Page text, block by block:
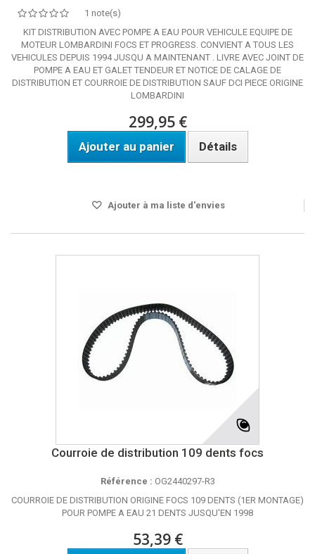
1 note(s)
KIT DISTRIBUTION AVEC POMPE A EAU POUR VEHICULE EQUIPE DE
MOTEUR LOMBARDINI FOCS ET PROGRESS. CONVIENT A TOUS LES
VEHICULES DEPUIS 1994 JUSQU A MAINTENANT . LIVRE AVEC JOINT DE
POMPE A EAU ET GALET TENDEUR ET NOTICE DE CALAGE DE
DISTRIBUTION ET COURROIE DE DISTRIBUTION SAUF DCI PIECE ORIGINE
LOMBARDINI
299,95 €
Ajouter au panier Détails
Ajouter à ma liste d'envies
Courroie de distribution 109 dents focs
Référence : OG2440297-R3
COURROIE DE DISTRIBUTION ORIGINE FOCS 109 DENTS (1ER MONTAGE)
POUR POMPE A EAU 21 DENTS JUSQU'EN 1998
53,39 €